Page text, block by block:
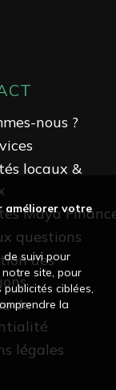
nous ?
locaux &
Maya
questions
des
de
légales
améliorer votre
suivi pour
site, pour
ciblées,
la